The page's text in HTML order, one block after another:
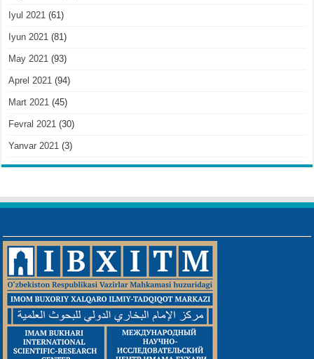
Iyul 2021 (61)
Iyun 2021 (81)
May 2021 (93)
Aprel 2021 (94)
Mart 2021 (45)
Fevral 2021 (30)
Yanvar 2021 (3)